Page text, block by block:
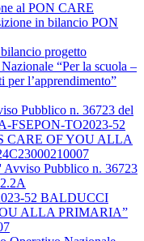
al PON CARE
in bilancio PON
progetto
“Per la scuola –
per l’apprendimento”
Pubblico n. 36723 del
FSEPON-TO2023-52
CARE OF YOU ALLA
Pubblico n. 36723
52 BALDUCCI
ALLA PRIMARIA”